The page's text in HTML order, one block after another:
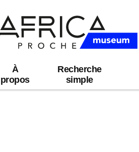
À
propos
Recherche
simple